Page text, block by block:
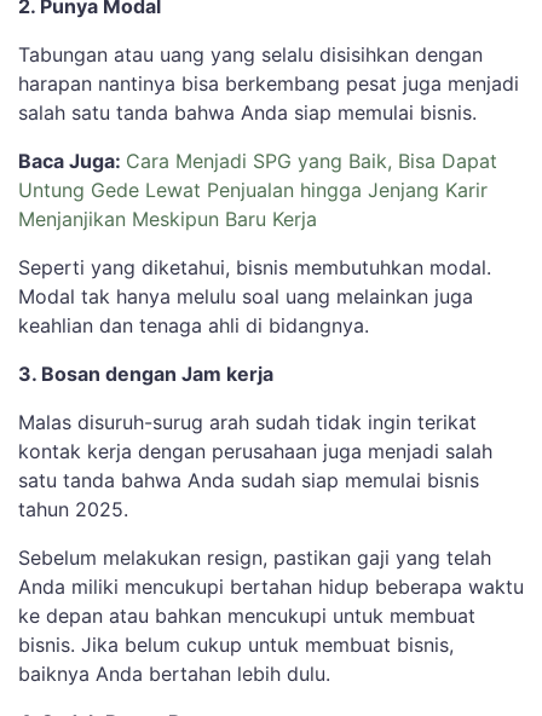
2. Punya Modal
Tabungan atau uang yang selalu disisihkan dengan
harapan nantinya bisa berkembang pesat juga menjadi
salah satu tanda bahwa Anda siap memulai bisnis.
Baca Juga: Cara Menjadi SPG yang Baik, Bisa Dapat
Untung Gede Lewat Penjualan hingga Jenjang Karir
Menjanjikan Meskipun Baru Kerja
Seperti yang diketahui, bisnis membutuhkan modal.
Modal tak hanya melulu soal uang melainkan juga
keahlian dan tenaga ahli di bidangnya.
3. Bosan dengan Jam kerja
Malas disuruh-surug arah sudah tidak ingin terikat
kontak kerja dengan perusahaan juga menjadi salah
satu tanda bahwa Anda sudah siap memulai bisnis
tahun 2025.
Sebelum melakukan resign, pastikan gaji yang telah
Anda miliki mencukupi bertahan hidup beberapa waktu
ke depan atau bahkan mencukupi untuk membuat
bisnis. Jika belum cukup untuk membuat bisnis,
baiknya Anda bertahan lebih dulu.